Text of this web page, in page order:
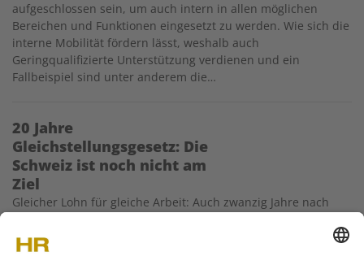
aufgeschlossen sein, um auch intern in allen möglichen
Bereichen und Funktionen eingesetzt zu werden. Wie sich die
interne Mobilität fördern lässt, weshalb auch
Geringqualifizierte Unterstützung verdienen und ein
Fallbeispiel sind unter anderem die…
20 Jahre
Gleichstellungsgesetz: Die
Schweiz ist noch nicht am
Ziel
Gleicher Lohn für gleiche Arbeit: Auch zwanzig Jahre nach
Forderung noch nicht erfüllt. Das Gesetz habe nicht
genügend Wirkung gezeigt, sagen Experten. Der neue